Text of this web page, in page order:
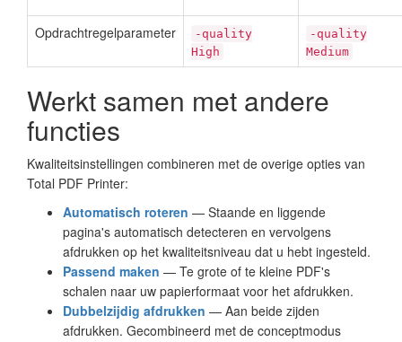
Opdrachtregelparameter
-quality
High
-quality
Medium
Werkt samen met andere
functies
Kwaliteitsinstellingen combineren met de overige opties van
Total PDF Printer:
Automatisch roteren — Staande en liggende
pagina's automatisch detecteren en vervolgens
afdrukken op het kwaliteitsniveau dat u hebt ingesteld.
Passend maken — Te grote of te kleine PDF's
schalen naar uw papierformaat voor het afdrukken.
Dubbelzijdig afdrukken — Aan beide zijden
afdrukken. Gecombineerd met de conceptmodus